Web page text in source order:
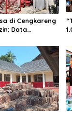
di Cengkareng
Data
Tak Dikenali